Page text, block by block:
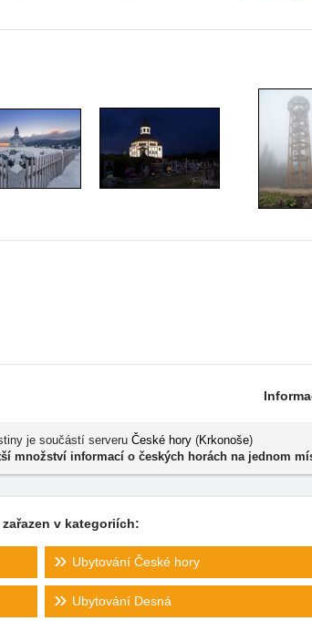
je součástí serveru České hory(Krkonoše)
množství informací o českých horách na jednom
v kategoriích:
Ubytování České hory
Ubytování Desná